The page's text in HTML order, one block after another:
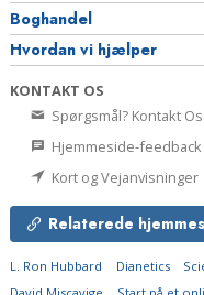
Boghandel
Hvordan vi hjælper
KONTAKT OS
Spørgsmål? Kontakt Os
Hjemmeside-feedback
Kort og Vejanvisninger
Relaterede
L. Ron Hubbard Dianetics